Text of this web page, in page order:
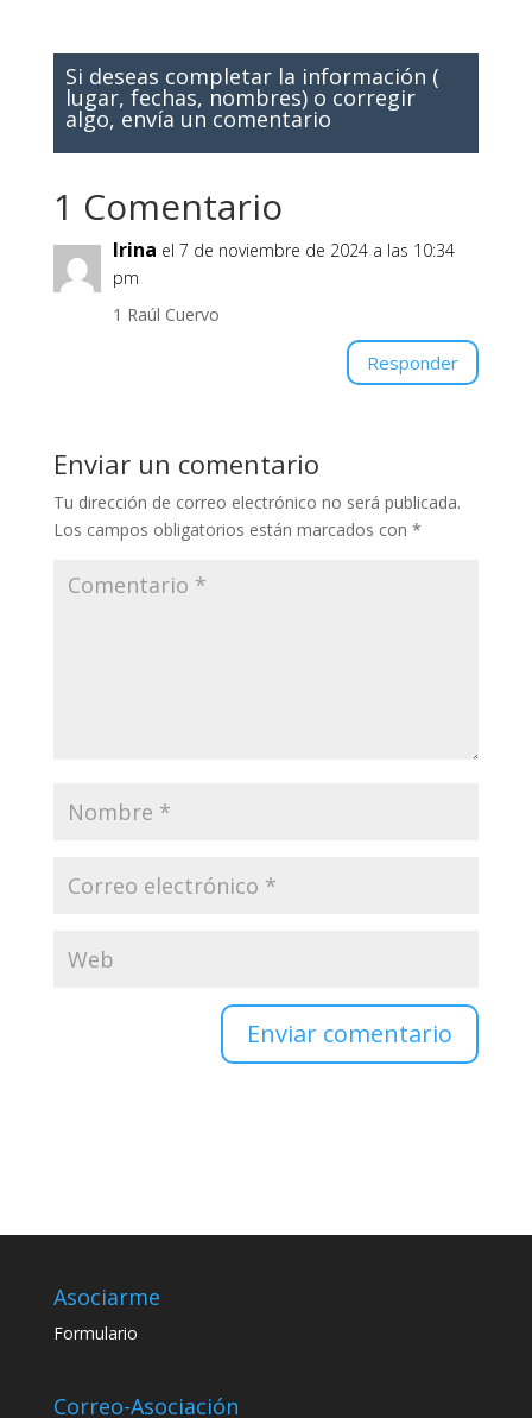
Si deseas completar la información (
lugar, fechas, nombres) o corregir
algo, envía un comentario
1 Comentario
Irina el 7 de noviembre de 2024 a las 10:34
pm
1 Raúl Cuervo
Responder
Enviar un comentario
Tu dirección de correo electrónico no será publicada.
Los campos obligatorios están marcados con *
Enviar comentario
Asociarme
Formulario
Correo-Asociación